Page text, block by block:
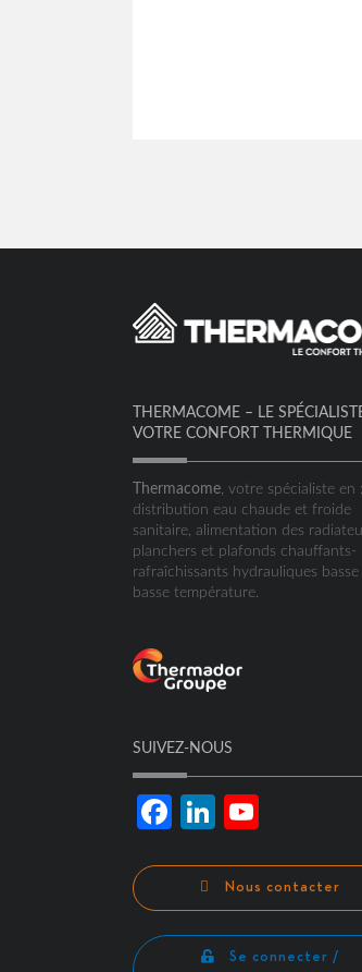
THERMACOME – LE
VOTRE CONFORT THERMIQUE
Thermacome , votre spécialiste en :
distribution eau chaude et froide
sanitaire, alimentation des
planchers et plafonds chauffants-
rafraîchissants hydrauliques
basse température.
SUIVEZ-NOUS
FacebookLinkedIn
Nous contacter
Se connecter /